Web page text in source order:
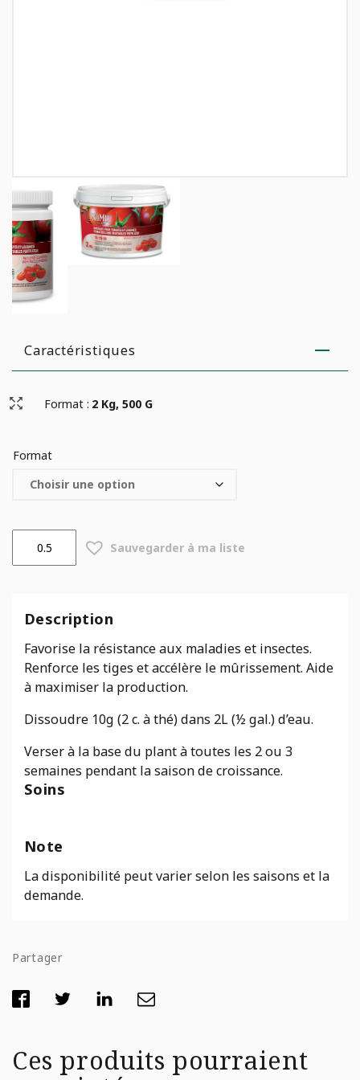
Caractéristiques
Format : 2 Kg, 500 G
Format
tomates
légumes
(15-
15-
Sauvegarder à ma liste
Description
Favorise la résistance aux maladies et insectes.
Renforce les tiges et accélère le mûrissement. Aide
à maximiser la production.
Dissoudre 10g (2 c. à thé) dans 2L (½ gal.) d’eau.
Verser à la base du plant à toutes les 2 ou 3
semaines pendant la saison de croissance.
Soins
Note
La disponibilité peut varier selon les saisons et la
demande.
Partager
Ces produits pourraient